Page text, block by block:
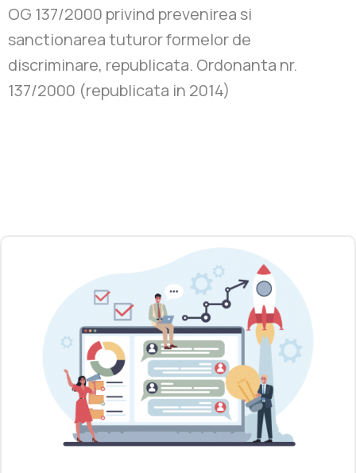
OG 137/2000 privind prevenirea si
sanctionarea tuturor formelor de
discriminare, republicata. Ordonanta nr.
137/2000 (republicata in 2014)